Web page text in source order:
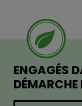
ENGAGÉS
DÉMARCHE